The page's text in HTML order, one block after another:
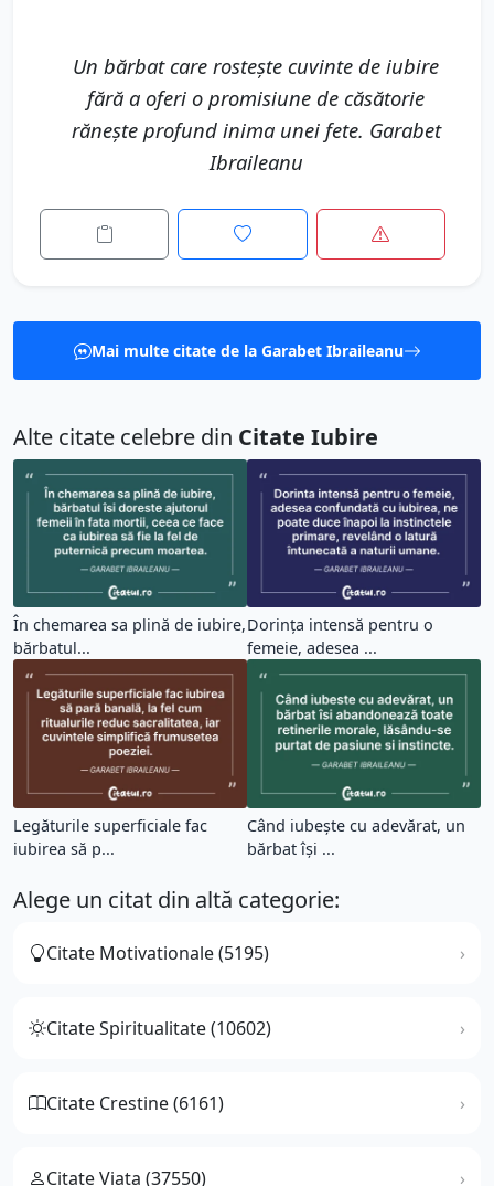
Un bărbat care rostește cuvinte de iubire
fără a oferi o promisiune de căsătorie
rănește profund inima unei fete. Garabet
Ibraileanu
Mai multe citate de la Garabet Ibraileanu
Alte citate celebre din Citate Iubire
În chemarea sa plină de iubire,
bărbatul...
Dorința intensă pentru o
femeie, adesea ...
Legăturile superficiale fac
iubirea să p...
Când iubește cu adevărat, un
bărbat își ...
Alege un citat din altă categorie:
Citate Motivationale (5195)
Citate Spiritualitate (10602)
Citate Crestine (6161)
Citate Viata (37550)